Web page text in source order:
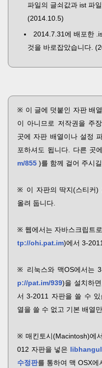
파일의 글쇠값과 ist 파
(2014.10.5)
2014.7.31에 배포한
것을 바로잡았습니다.
※ 이 글에 덧붙인 자판 배
이 아니므로 저작권을 주
곳에 자판 배열이나 설정
포하셔도 됩니다. 다른 곳
m/855 )를 함께 걸어 주시
※ 이 자판의 딱지(스티커)
올려 둡니다.
※ 웹에서는 자바스크립트
tp://ohi.pat.im)에서 3-
※ 리눅스와 맥OS에서는
p://pat.im/939)을 설치하
서 3-2011 자판을 쓸 수
열을 쓸 수 없고 기본 배열
※ 매킨토시(Macintosh)에
012 자판을 넣은 libhangul
수정판를 통하여 맥 OSX에